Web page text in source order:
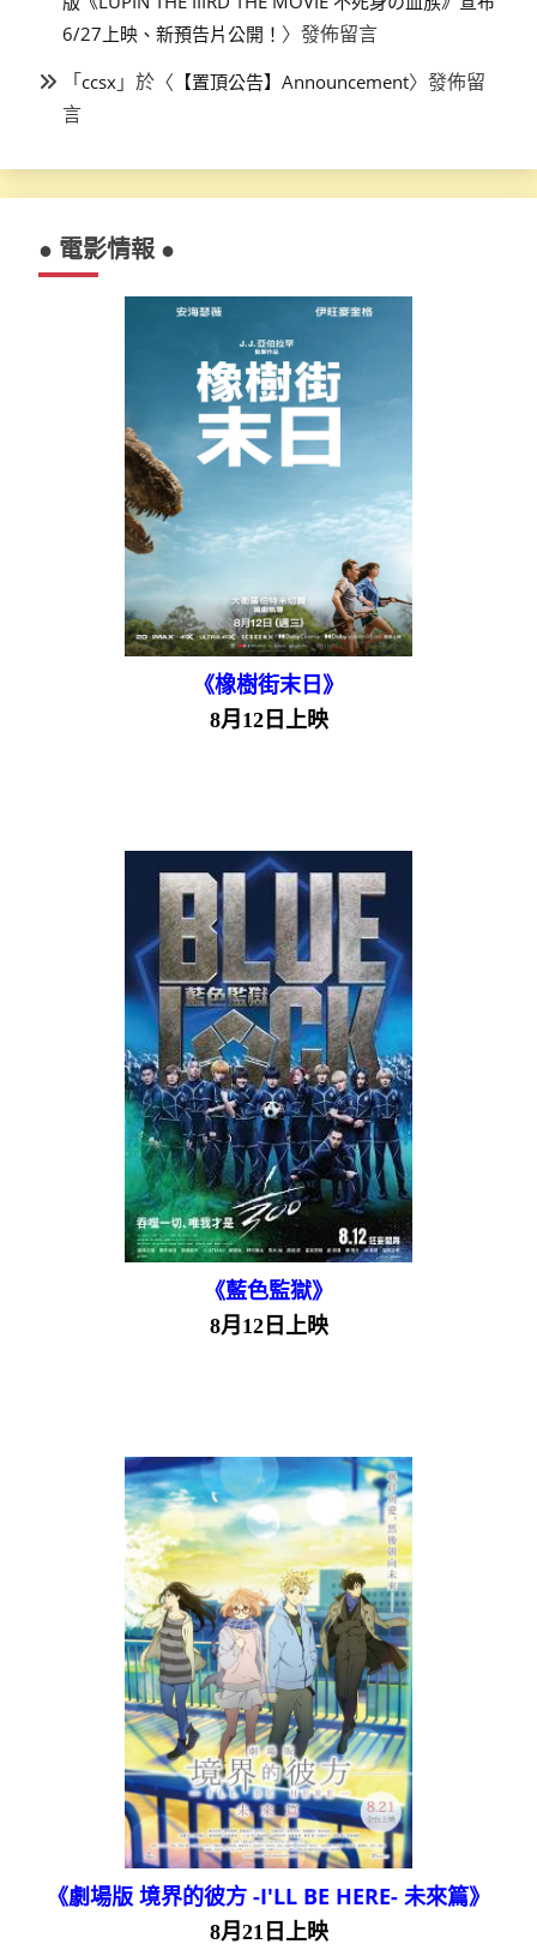
6/27上映、新預告片公開！ 〉發佈留言
「ccsx 」於〈 【置頂公告】Announcement〉發佈留
言
● 電影情報 ●
《橡樹街末日》
8月12日上映
《藍色監獄》
8月12日上映
《劇場版 境界的彼方 -I'LL BE HERE- 未來篇》
8月21日上映